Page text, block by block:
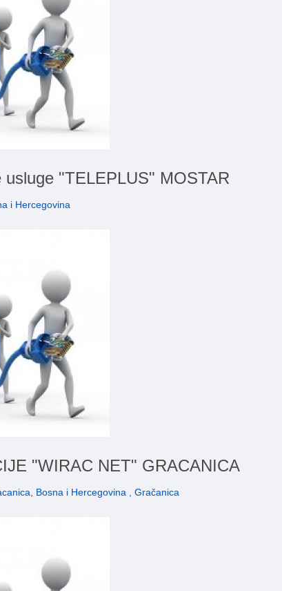
usluge "TELEPLUS" MOSTAR
i Hercegovina
"WIRAC NET" GRACANICA
Bosna i Hercegovina , Gračanica